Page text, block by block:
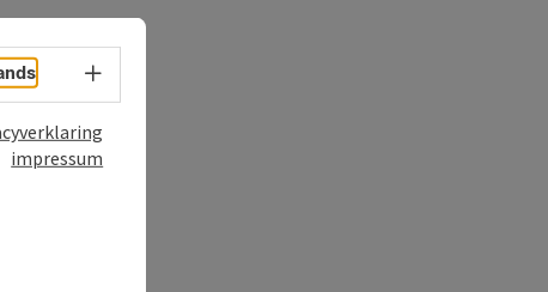
Taalkeuze - menu openen
impressum